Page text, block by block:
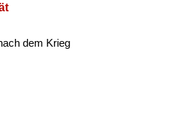
dem Krieg